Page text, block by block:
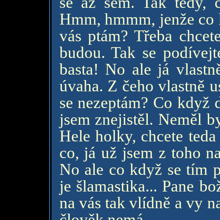
Hmm, hmmm, jenže co
vás ptám? Třeba
budou. Tak se
basta! No ale já
úvaha. Z čeho vlastně
se nezeptám? Co když
jsem znejistěl. Neměl
Hele holky, chcete
co, já už jsem z toho
No ale co když se tím
je šlamastika... Pane
na vás tak vlídně a vy